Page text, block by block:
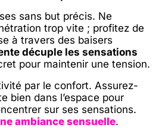
sans but précis. Ne
trop vite ; profitez de
à travers des baisers
décuple les sensations
pour maintenir une tension.
par le confort. Assurez-
bien dans l’espace pour
sur ses sensations.
ambiance sensuelle.